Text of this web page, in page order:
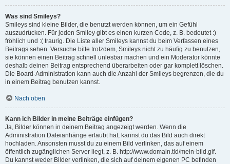
Was sind Smileys?
Smileys sind kleine Bilder, die benutzt werden können, um ein Gefühl
auszudrücken. Für jeden Smiley gibt es einen kurzen Code, z. B. bedeutet :)
fröhlich und :( traurig. Die Liste aller Smileys kannst du beim Verfassen eines
Beitrags sehen. Versuche bitte trotzdem, Smileys nicht zu häufig zu benutzen,
sie können einen Beitrag schnell unlesbar machen und ein Moderator könnte
deshalb deinen Beitrag entsprechend überarbeiten oder gar komplett löschen.
Die Board-Administration kann auch die Anzahl der Smileys begrenzen, die du
in einem Beitrag benutzen kannst.
Nach oben
Kann ich Bilder in meine Beiträge einfügen?
Ja, Bilder können in deinem Beitrag angezeigt werden. Wenn die
Administration Dateianhänge erlaubt hat, kannst du das Bild auch direkt
hochladen. Ansonsten musst du zu einem Bild verlinken, das auf einem
öffentlich zugänglichen Server liegt, z. B. http://www.domain.tld/mein-bild.gif.
Du kannst weder Bilder verlinken, die sich auf deinem eigenen PC befinden